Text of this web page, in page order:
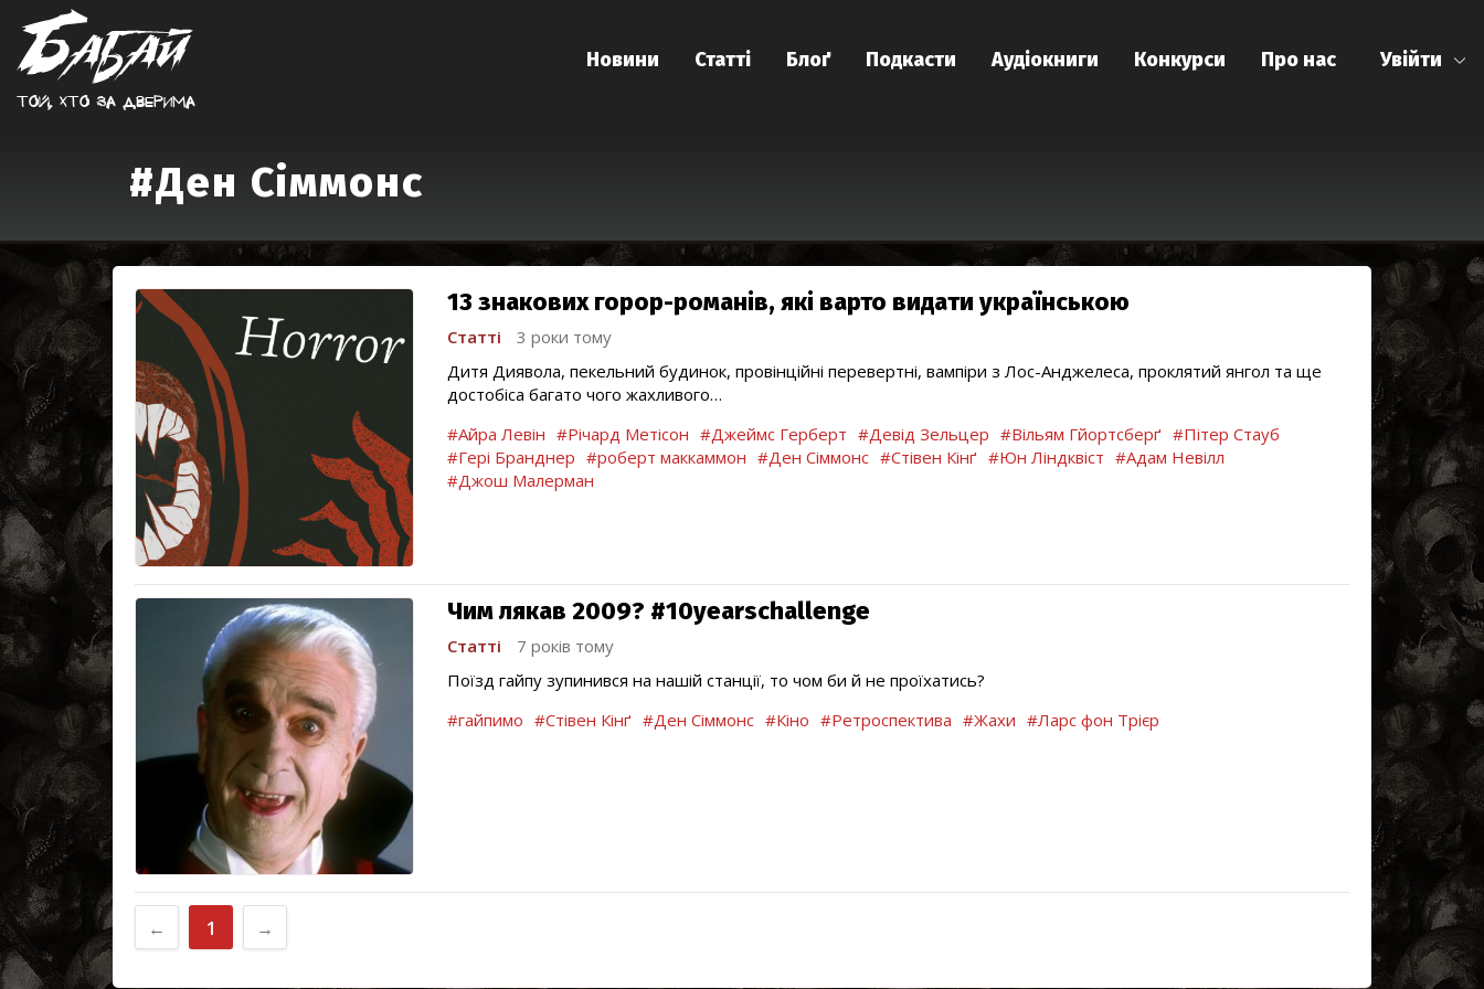
Той, хто за дверима
Увійти
Новини Статті Блоґ Подкасти Аудіокниги Конкурси Про нас
#Ден Сіммонс
13 знакових горор-романів, які варто видати українською
Статті
3 роки тому
Дитя Диявола, пекельний будинок, провінційні перевертні, вампіри з Лос-Анджелеса, проклятий янгол та ще
достобіса багато чого жахливого…
#Айра Левін #Річард Метісон #Джеймс Герберт #Девід Зельцер #Вільям Гйортсберґ #Пітер Стауб
#Гері Бранднер #роберт маккаммон #Ден Сіммонс #Стівен Кінґ #Юн Ліндквіст #Адам Невілл
#Джош Малерман
Чим лякав 2009? #10yearschallenge
Статті
7 років тому
Поїзд гайпу зупинився на нашій станції, то чом би й не проїхатись?
#гайпимо #Стівен Кінґ #Ден Сіммонс #Кіно #Ретроспектива #Жахи #Ларс фон Трієр
← 1 →